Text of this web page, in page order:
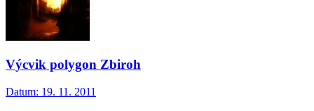
Výcvik polygon Zbiroh
Datum: 19. 11. 2011